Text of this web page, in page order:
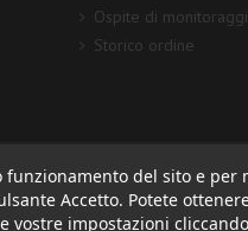
del sito e
Accetto. Potete
impostazioni
Ospite di
Storico ordine